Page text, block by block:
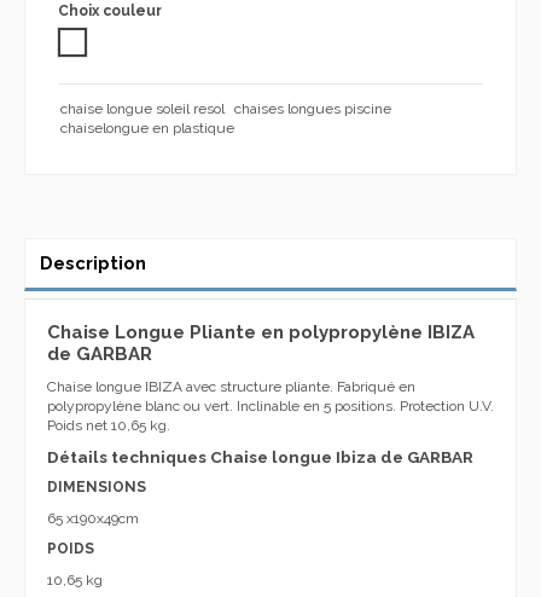
Choix couleur
chaise longue soleil resol chaises longues piscine
chaiselongue en plastique
Description
Chaise Longue Pliante en polypropylène IBIZA
de GARBAR
Chaise longue IBIZA avec structure pliante. Fabriqué en
polypropylène blanc ou vert. Inclinable en 5 positions. Protection U.V.
Poids net 10,65 kg.
Détails techniques Chaise longue Ibiza de GARBAR
DIMENSIONS
65 x190x49cm
POIDS
10,65 kg